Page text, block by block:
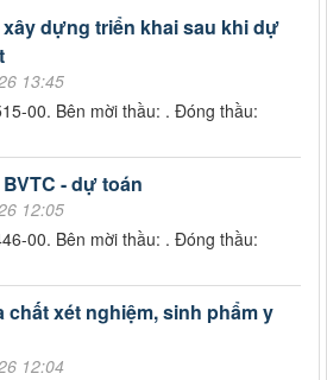
dựng triển khai sau khi dự
13:45
00. Bên mời thầu: . Đóng thầu:
- dự toán
12:05
00. Bên mời thầu: . Đóng thầu:
chất xét nghiệm, sinh phẩm y
12:04